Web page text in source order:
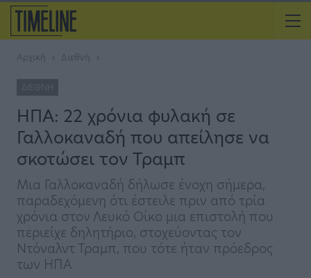
Αρχική Διεθνή
ΔΙΕΘΝΉ
ΗΠΑ: 22 χρόνια φυλακή σε
Γαλλοκαναδή που απείλησε να
σκοτώσει τον Τραμπ
Μια Γαλλοκαναδή δήλωσε ένοχη σήμερα,
παραδεχόμενη ότι έστειλε πριν από τρία
χρόνια στον Λευκό Οίκο μια επιστολή που
περιείχε δηλητήριο, στοχεύοντας τον
Ντόναλντ Τραμπ, που τότε ήταν πρόεδρος
των ΗΠΑ